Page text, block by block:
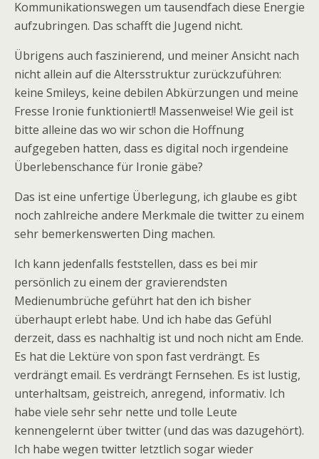
Kommunikationswegen um tausendfach diese Energie
aufzubringen. Das schafft die Jugend nicht.
Übrigens auch faszinierend, und meiner Ansicht nach
nicht allein auf die Altersstruktur zurückzuführen:
keine Smileys, keine debilen Abkürzungen und meine
Fresse Ironie funktioniert!! Massenweise! Wie geil ist
bitte alleine das wo wir schon die Hoffnung
aufgegeben hatten, dass es digital noch irgendeine
Überlebenschance für Ironie gäbe?
Das ist eine unfertige Überlegung, ich glaube es gibt
noch zahlreiche andere Merkmale die twitter zu einem
sehr bemerkenswerten Ding machen.
Ich kann jedenfalls feststellen, dass es bei mir
persönlich zu einem der gravierendsten
Medienumbrüche geführt hat den ich bisher
überhaupt erlebt habe. Und ich habe das Gefühl
derzeit, dass es nachhaltig ist und noch nicht am Ende.
Es hat die Lektüre von spon fast verdrängt. Es
verdrängt email. Es verdrängt Fernsehen. Es ist lustig,
unterhaltsam, geistreich, anregend, informativ. Ich
habe viele sehr sehr nette und tolle Leute
kennengelernt über twitter (und das was dazugehört).
Ich habe wegen twitter letztlich sogar wieder